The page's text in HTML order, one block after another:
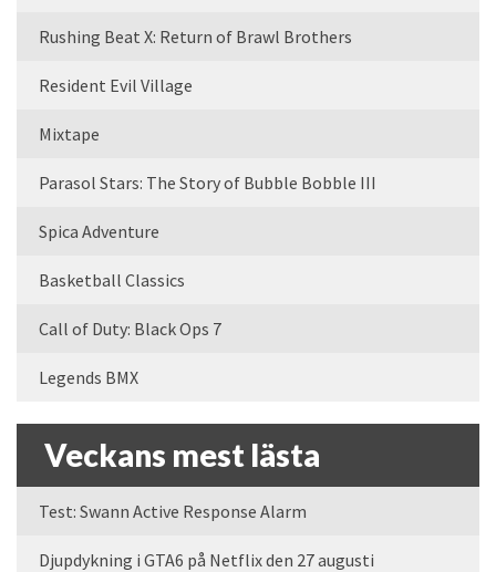
Rushing Beat X: Return of Brawl Brothers
Resident Evil Village
Mixtape
Parasol Stars: The Story of Bubble Bobble III
Spica Adventure
Basketball Classics
Call of Duty: Black Ops 7
Legends BMX
Veckans mest lästa
Test: Swann Active Response Alarm
Djupdykning i GTA6 på Netflix den 27 augusti